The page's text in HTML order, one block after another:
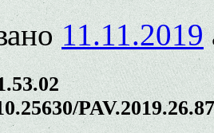
11.11.2019